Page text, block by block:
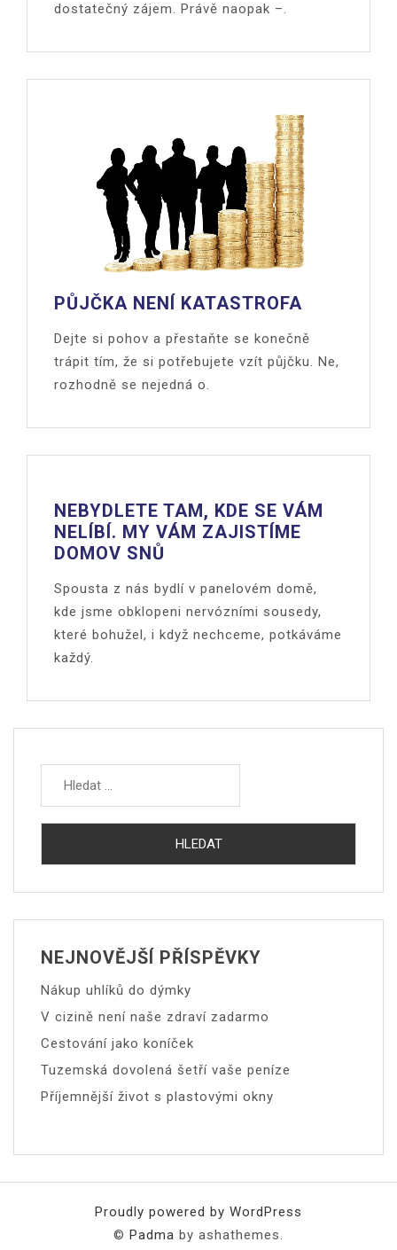
dostatečný zájem. Právě naopak –.
PŮJČKA NENÍ KATASTROFA
Dejte si pohov a přestaňte se konečně
trápit tím, že si potřebujete vzít půjčku. Ne,
rozhodně se nejedná o.
NEBYDLETE TAM, KDE SE VÁM
NELÍBÍ. MY VÁM ZAJISTÍME
DOMOV SNŮ
Spousta z nás bydlí v panelovém domě,
kde jsme obklopeni nervózními sousedy,
které bohužel, i když nechceme, potkáváme
každý.
Vyhledávání
NEJNOVĚJŠÍ PŘÍSPĚVKY
Nákup uhlíků do dýmky
V cizině není naše zdraví zadarmo
Cestování jako koníček
Tuzemská dovolená šetří vaše peníze
Příjemnější život s plastovými okny
Proudly powered by WordPress
© Padma by ashathemes.